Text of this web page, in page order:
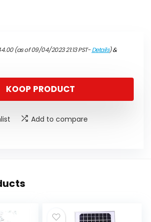
(as of 09/04/2023 21:13 PST-Details)&
KOOP PRODUCT
Add to compare